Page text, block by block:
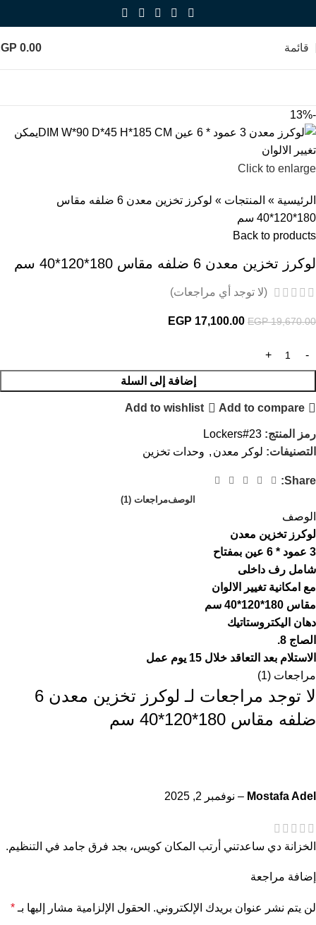
قائمة 0.00
-13%
Click to enlarge
الرئيسية » المنتجات »
لوكرز تخزين معدن 6 ضلفه مقاس
180*120*40 سم
Back to products
لوكرز تخزين معدن 6 ضلفه مقاس 180*120*40 سم
(لا توجد أي مراجعات)
EGP19,670.00
EGP 17,100.00
إضافة إلى السلة
Add to compare
Add to wishlist
رمز المنتج: Lockers#23
التصنيفات: لوكر معدن , وحدات تخزين
Share:
الوصفمراجعات (1)
الوصف
لوكرز تخزين معدن
3 عمود * 6 عين بمفتاح
شامل رف داخلى
مع امكانية تغيير الالوان
مقاس 180*120*40 سم
دهان اليكتروستاتيك
الصاج 8.
الاستلام بعد التعاقد خلال 15 يوم عمل
مراجعات (1)
لا توجد مراجعات لـ
لوكرز تخزين معدن 6
ضلفه مقاس 180*120*40 سم
Mostafa Adel
– نوفمبر 2, 2025
الخزانة دي ساعدتني أرتب المكان كويس، بجد فرق جامد في التنظيم.
إضافة مراجعة
لن يتم نشر عنوان بريدك الإلكتروني. الحقول الإلزامية مشار إليها بـ *